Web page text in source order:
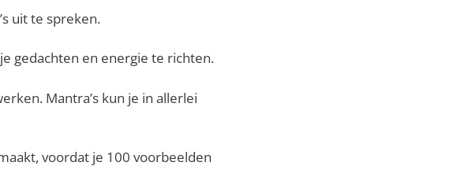
uit te spreken.
gedachten en energie te richten.
Mantra’s kun je in allerlei
voordat je 100 voorbeelden